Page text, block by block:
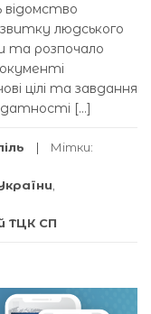
відомство
людського
та розпочало
цілі та завдання
[…]
Мітки:
,
ТЦК СП